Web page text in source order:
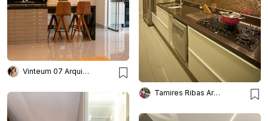
Tamires Ribas Arquitetura
Vinteum 07 Arquitetura e Design